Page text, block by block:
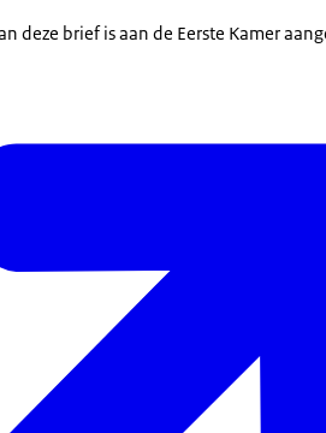
deze brief is aan de Eerste Kamer